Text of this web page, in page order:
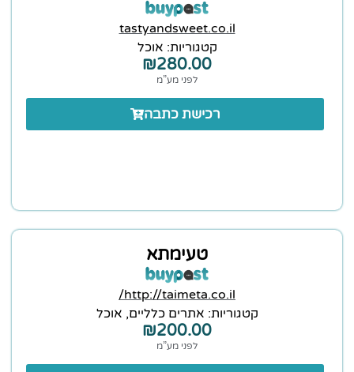
tastyandsweet.co.il
קטגוריות: אוכל
₪280.00
לפני מע”מ
רכישת כתבה
טעימתא
http://taimeta.co.il/
קטגוריות: אתרים כלליים, אוכל
₪200.00
לפני מע”מ